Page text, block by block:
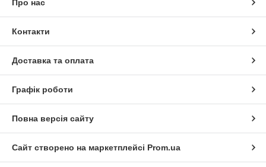
Про нас
Контакти
Доставка та оплата
Графік роботи
Повна версія сайту
Сайт створено на маркетплейсі Prom.ua